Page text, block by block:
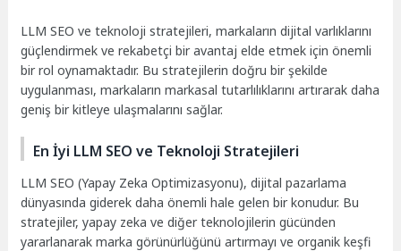
LLM SEO ve teknoloji stratejileri, markaların dijital varlıklarını
güçlendirmek ve rekabetçi bir avantaj elde etmek için önemli
bir rol oynamaktadır. Bu stratejilerin doğru bir şekilde
uygulanması, markaların markasal tutarlılıklarını artırarak daha
geniş bir kitleye ulaşmalarını sağlar.
En İyi LLM SEO ve Teknoloji Stratejileri
LLM SEO (Yapay Zeka Optimizasyonu), dijital pazarlama
dünyasında giderek daha önemli hale gelen bir konudur. Bu
stratejiler, yapay zeka ve diğer teknolojilerin gücünden
yararlanarak marka görünürlüğünü artırmayı ve organik keşfi